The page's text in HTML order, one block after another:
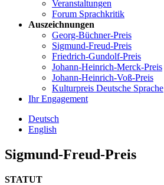
Veranstaltungen
Forum Sprachkritik
Auszeichnungen
Georg-Büchner-Preis
Sigmund-Freud-Preis
Friedrich-Gundolf-Preis
Johann-Heinrich-Merck-Preis
Johann-Heinrich-Voß-Preis
Kulturpreis Deutsche Sprache
Ihr Engagement
Deutsch
English
Sigmund-Freud-Preis
STATUT